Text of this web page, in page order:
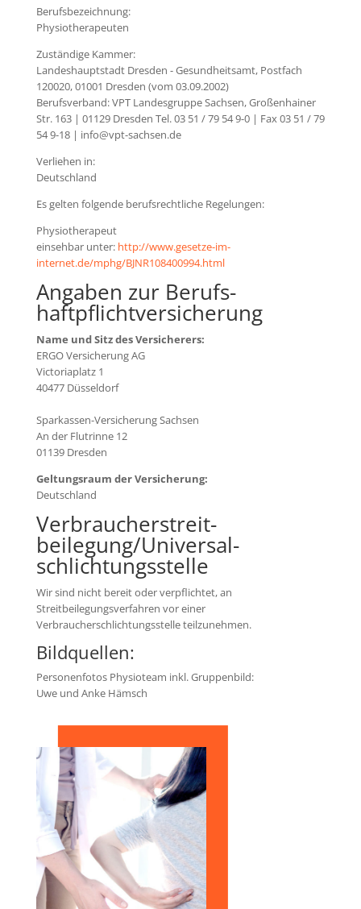
Berufsbezeichnung:
Physiotherapeuten
Zuständige Kammer:
Landeshauptstadt Dresden - Gesundheitsamt, Postfach
120020, 01001 Dresden (vom 03.09.2002)
Berufsverband: VPT Landesgruppe Sachsen, Großenhainer
Str. 163 | 01129 Dresden Tel. 03 51 / 79 54 9-0 | Fax 03 51 / 79
54 9-18 | info@vpt-sachsen.de
Verliehen in:
Deutschland
Es gelten folgende berufsrechtliche Regelungen:
Physiotherapeut
einsehbar unter: http://www.gesetze-im-
internet.de/mphg/BJNR108400994.html
Angaben zur Berufs­
haftpflicht­versicherung
Name und Sitz des Versicherers:
ERGO Versicherung AG
Victoriaplatz 1
40477 Düsseldorf
Sparkassen-Versicherung Sachsen
An der Flutrinne 12
01139 Dresden
Geltungsraum der Versicherung:
Deutschland
Verbraucher­streit­
beilegung/Universal­
schlichtungs­stelle
Wir sind nicht bereit oder verpflichtet, an
Streitbeilegungsverfahren vor einer
Verbraucherschlichtungsstelle teilzunehmen.
Bildquellen:
Personenfotos Physioteam inkl. Gruppenbild:
Uwe und Anke Hämsch